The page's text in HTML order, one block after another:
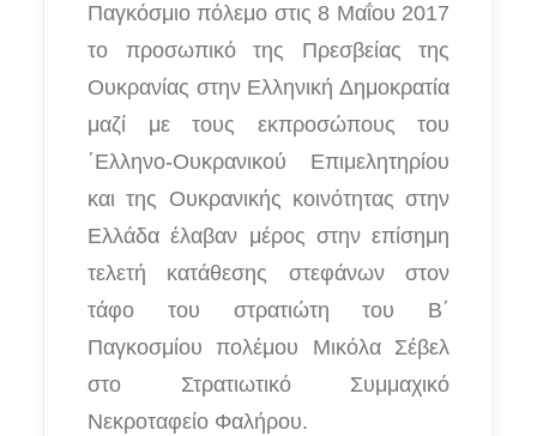
Παγκόσμιο πόλεμο στις 8 Μαΐου 2017
το προσωπικό της Πρεσβείας της
Ουκρανίας στην Ελληνική Δημοκρατία
μαζί με τους εκπροσώπους του
΄Ελληνο-Ουκρανικού Επιμελητηρίου
και της Ουκρανικής κοινότητας στην
Ελλάδα έλαβαν μέρος στην επίσημη
τελετή κατάθεσης στεφάνων στον
τάφο του στρατιώτη του Β΄
Παγκοσμίου πολέμου Μικόλα Σέβελ
στο Στρατιωτικό Συμμαχικό
Νεκροταφείο Φαλήρου.